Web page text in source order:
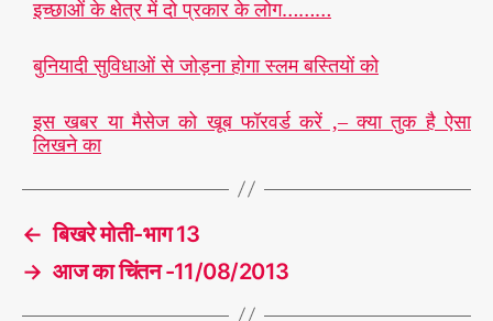
इच्छाओं के क्षेत्र में दो प्रकार के लोग………
बुनियादी सुविधाओं से जोड़ना होगा स्लम बस्तियों को
इस खबर या मैसेज को खूब फॉरवर्ड करें ,– क्या तुक है ऐसा
लिखने का
← बिखरे मोती-भाग 13
→ आज का चिंतन -11/08/2013